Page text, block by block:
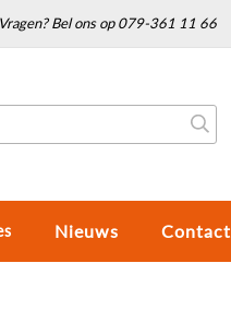
Vragen? Bel ons op 079-361 11 66
Nieuws Contact